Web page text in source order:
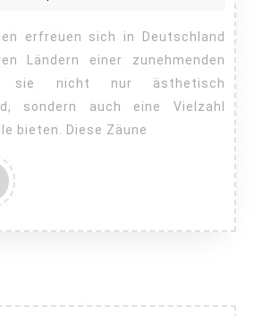
Ländern einer zunehmenden
sie nicht nur ästhetisch
sondern auch eine Vielzahl
bieten. Diese Zäune